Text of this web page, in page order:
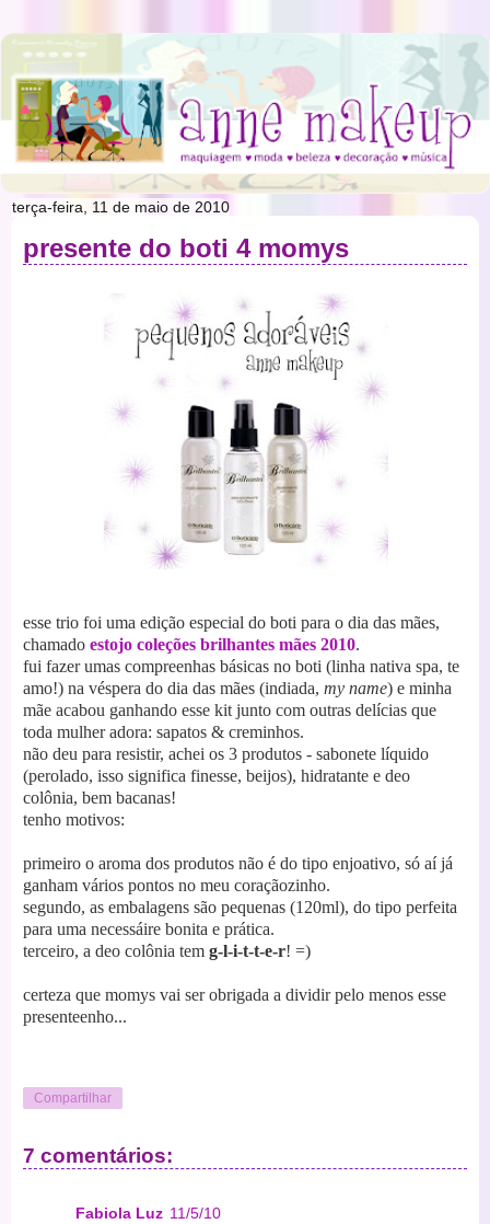
terça-feira, 11 de maio de 2010
presente do boti 4 momys
esse trio foi uma edição especial do boti para o dia das mães,
chamado estojo coleções brilhantes mães 2010.
fui fazer umas compreenhas básicas no boti (linha nativa spa, te
amo!) na véspera do dia das mães (indiada, my name) e minha
mãe acabou ganhando esse kit junto com outras delícias que
toda mulher adora: sapatos & creminhos.
não deu para resistir, achei os 3 produtos - sabonete líquido
(perolado, isso significa finesse, beijos), hidratante e deo
colônia, bem bacanas!
tenho motivos:
primeiro o aroma dos produtos não é do tipo enjoativo, só aí já
ganham vários pontos no meu coraçãozinho.
segundo, as embalagens são pequenas (120ml), do tipo perfeita
para uma necessáire bonita e prática.
terceiro, a deo colônia tem g-l-i-t-t-e-r! =)
certeza que momys vai ser obrigada a dividir pelo menos esse
presenteenho...
Compartilhar
7 comentários:
Fabiola Luz 11/5/10